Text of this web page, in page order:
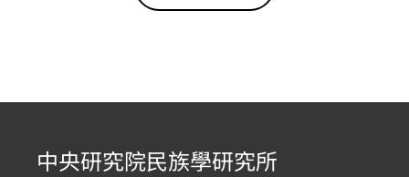
中央研究院民族學研究所